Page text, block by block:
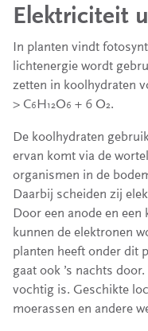
Elektriciteit
In planten vindt
lichtenergie wordt
zetten in koolhydraten
> C6 H12O6 + 6 O2.
De koolhydraten
ervan komt via de
organismen in de
Daarbij scheiden zij
Door een anode en
kunnen de elektronen
planten heeft onder dit
gaat ook ’s nachts
vochtig is. Geschikte
moerassen en andere